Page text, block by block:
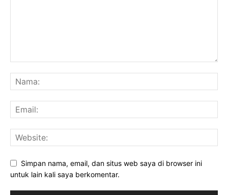
Simpan nama, email, dan situs web saya di browser ini
untuk lain kali saya berkomentar.